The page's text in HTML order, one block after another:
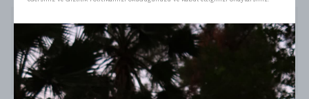
Ürün Açıklaması
Model Ölçüleri : 167cm/53kg
Modelin Beden : S beden
Ürün İçeriği : -
Ürün Boyu : -